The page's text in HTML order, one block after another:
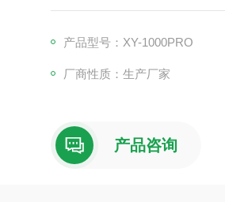
产品型号：XY-1000PRO
厂商性质：生产厂家
产品咨询